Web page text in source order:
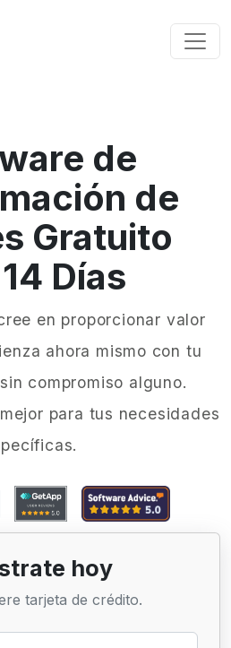
de
de
Gratuito
Días
en proporcionar valor
ahora mismo con tu
compromiso alguno.
para tus necesidades
hoy
tarjeta de crédito.